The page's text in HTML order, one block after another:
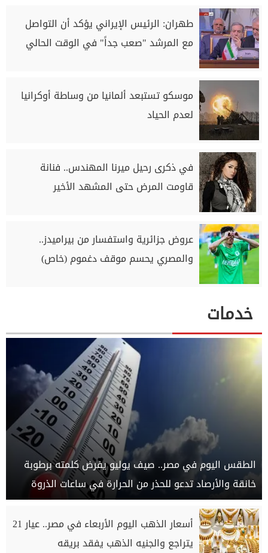
طهران: الرئيس الإيراني يؤكد أن التواصل
مع المرشد "صعب جداً" في الوقت الحالي
موسكو تستبعد ألمانيا من وساطة أوكرانيا
لعدم الحياد
في ذكرى رحيل ميرنا المهندس.. فنانة
قاومت المرض حتى المشهد الأخير
عروض جزائرية واستفسار من بيراميدز..
والمصري يحسم موقف دغموم (خاص)
خدمات
الطقس اليوم في مصر.. صيف يوليو يفرض كلمته برطوبة
خانقة والأرصاد تدعو للحذر من الحرارة في ساعات الذروة
أسعار الذهب اليوم الأربعاء في مصر.. عيار 21
يتراجع والجنيه الذهب يفقد بريقه